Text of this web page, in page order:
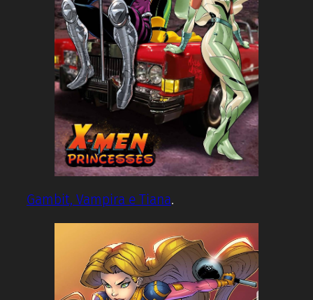
Gambit, Vampira e Tiana.